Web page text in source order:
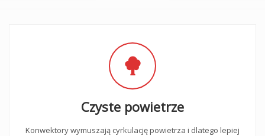
Czyste powietrze
Konwektory wymuszają cyrkulację powietrza i dlatego lepiej